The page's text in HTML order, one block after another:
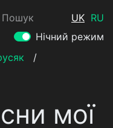
Пошук UK RU
Нічний режим
/
мої